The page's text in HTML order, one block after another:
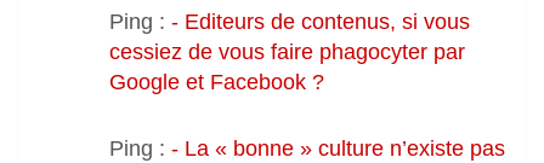
Ping : - Editeurs de contenus, si vous
cessiez de vous faire phagocyter par
Google et Facebook ?
Ping : - La « bonne » culture n’existe pas